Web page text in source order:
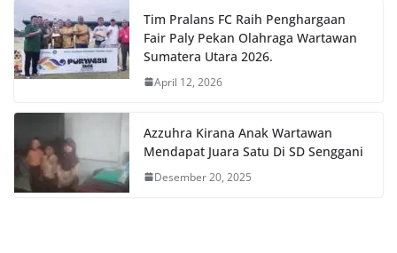
Tim Pralans FC Raih Penghargaan
Fair Paly Pekan Olahraga Wartawan
Sumatera Utara 2026.
April 12, 2026
Azzuhra Kirana Anak Wartawan
Mendapat Juara Satu Di SD Senggani
Desember 20, 2025